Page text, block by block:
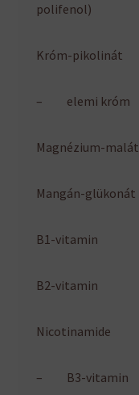
polifenol)
Króm-pikolinát
– elemi króm
Magnézium-malát
Mangán-glükonát
B1-vitamin
B2-vitamin
Nicotinamide
– B3-vitamin